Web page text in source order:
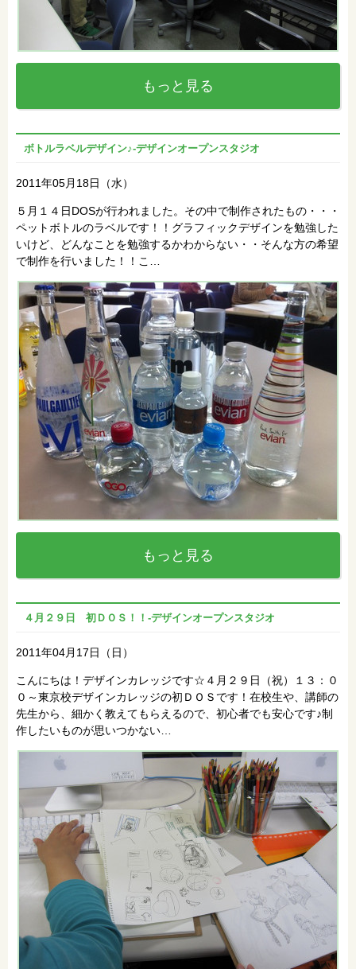
もっと見る
ボトルラベルデザイン♪‐デザインオープンスタジオ
2011年05月18日（水）
５月１４日DOSが行われました。その中で制作されたもの・・・
ペットボトルのラベルです！！グラフィックデザインを勉強した
いけど、どんなことを勉強するかわからない・・そんな方の希望
で制作を行いました！！こ…
もっと見る
４月２９日 初ＤＯＳ！！‐デザインオープンスタジオ
2011年04月17日（日）
こんにちは！デザインカレッジです☆４月２９日（祝）１３：０
０～東京校デザインカレッジの初ＤＯＳです！在校生や、講師の
先生から、細かく教えてもらえるので、初心者でも安心です♪制
作したいものが思いつかない…